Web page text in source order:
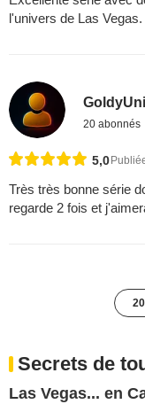
l'univers de Las Vegas.
20 abonnés
5,0
Très très bonne série
regarde 2 fois et
Secrets de
Las Vegas... en